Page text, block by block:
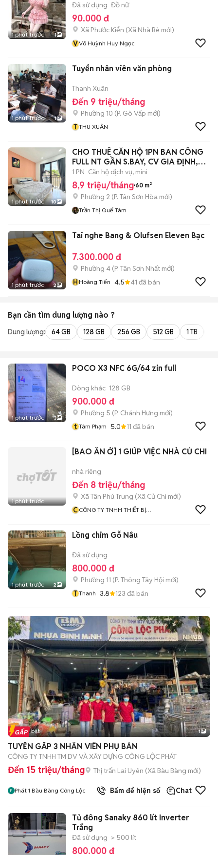
1 phút trước 1
Đã sử dụng Đồ nữ
90.000 đ
Xã Phước Kiển (Xã Nhà Bè mới)
VVõ Huỳnh Huy Ngọc
1 phút trước 1
Tuyển nhân viên văn phòng
Thanh Xuân
Đến 9 triệu/tháng
Phường 10 (P. Gò Vấp mới)
T THU XUÂN
1 phút trước 10
CHO THUÊ CĂN HỘ 1PN BAN CÔNG
FULL NT GẦN S.BAY, CV GIA ĐỊNH,
CV HVT.
1 PN Căn hộ dịch vụ, mini
8,9 triệu/tháng 60 m²
Phường 2 (P. Tân Sơn Hòa mới)
Trần Thị Quế Tâm
1 phút trước 2
Tai nghe Bang & Olufsen Eleven Bạc
7.300.000 đ
Phường 4 (P. Tân Sơn Nhất mới)
HHoàng Tiến 4.5 41 đã bán
Bạn cần tìm dung lượng nào ?
Dung lượng: 64 GB 128 GB 256 GB 512 GB 1 TB
1 phút trước 3
POCO X3 NFC 6G/64 zin full
Dòng khác 128 GB
900.000 đ
Phường 5 (P. Chánh Hưng mới)
t Tâm Phạm 5.0 11 đã bán
1 phút trước
[BAO ĂN Ở] 1 GIÚP VIỆC NHÀ CỦ CHI
nhà riêng
Đến 8 triệu/tháng
Xã Tân Phú Trung (Xã Củ Chi mới)
CCÔNG TY TNHH THIẾT BỊ
1 phút trước 2
Lồng chim Gỗ Nâu
Đã sử dụng
800.000 đ
Phường 11 (P. Thông Tây Hội mới)
T Thanh 3.8 123 đã bán
Tin nổi bật 1
TUYỂN GẤP 3 NHÂN VIÊN PHỤ BÁN
CÔNG TY TNHH TM DV VÀ XÂY DỰNG CÔNG LỘC PHÁT
Đến 15 triệu/tháng Thị trấn Lai Uyên (Xã Bàu Bàng mới)
Phát 1 Bàu Bàng Công Lộc Bấm để hiện số Chat
Tủ đông Sanaky 860 lít Inverter
Trắng
Đã sử dụng > 500 lít
800.000 đ